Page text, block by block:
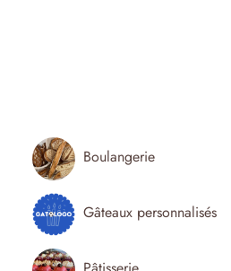
Boulangerie
Gâteaux personnalisés